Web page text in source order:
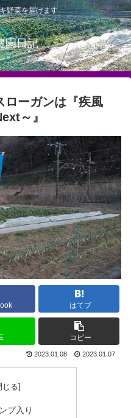
野菜を届けます
園日記
ローガンは『疾風
～』
はてブ
コピー
2023.01.08 2023.01.07
プ入り